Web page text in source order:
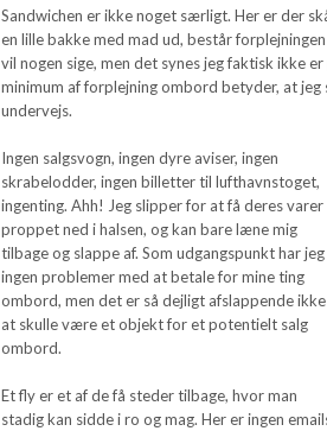
Sandwichen er ikke noget særligt. Her er der
en lille bakke med mad ud, består
vil nogen sige, men det synes jeg faktisk ikke
minimum af forplejning ombord betyder, at
undervejs.
Ingen salgsvogn, ingen dyre aviser, ingen
skrabelodder, ingen billetter til lufthavnstoget,
ingenting. Ahh! Jeg slipper for at få deres varer
proppet ned i halsen, og kan bare læne mig
tilbage og slappe af. Som udgangspunkt har jeg
ingen problemer med at betale for mine ting
ombord, men det er så dejligt afslappende ikke
at skulle være et objekt for et potentielt salg
ombord.
Et fly er et af de få steder tilbage, hvor man
stadig kan sidde i ro og mag. Her er ingen